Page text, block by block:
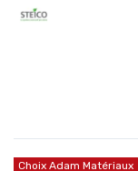
Choix Adam Matériaux